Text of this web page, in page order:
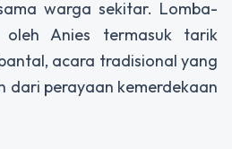
warga sekitar. Lomba-
Anies termasuk tarik
acara tradisional yang
dari perayaan kemerdekaan